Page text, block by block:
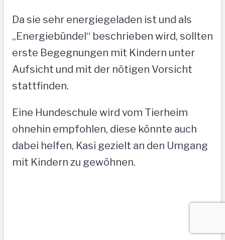
Da sie sehr energiegeladen ist und als
„Energiebündel“ beschrieben wird, sollten
erste Begegnungen mit Kindern unter
Aufsicht und mit der nötigen Vorsicht
stattfinden.
Eine Hundeschule wird vom Tierheim
ohnehin empfohlen, diese könnte auch
dabei helfen, Kasi gezielt an den Umgang
mit Kindern zu gewöhnen.